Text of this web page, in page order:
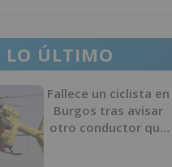
LO ÚLTIMO
Fallece un ciclista en
Burgos tras avisar
otro conductor que